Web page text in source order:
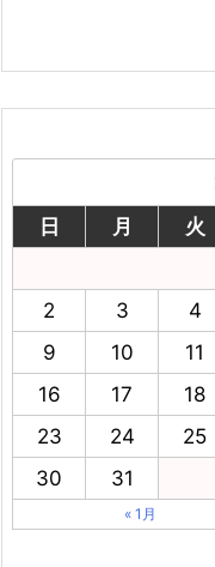
日
月 火
2
3 4
9
10 11
16
17 18
23
24 25
30
31
« 1月